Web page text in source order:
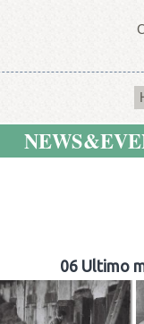
06 Ultimo